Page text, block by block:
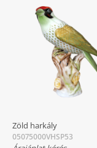
Zöld harkály
05075000VHSP53